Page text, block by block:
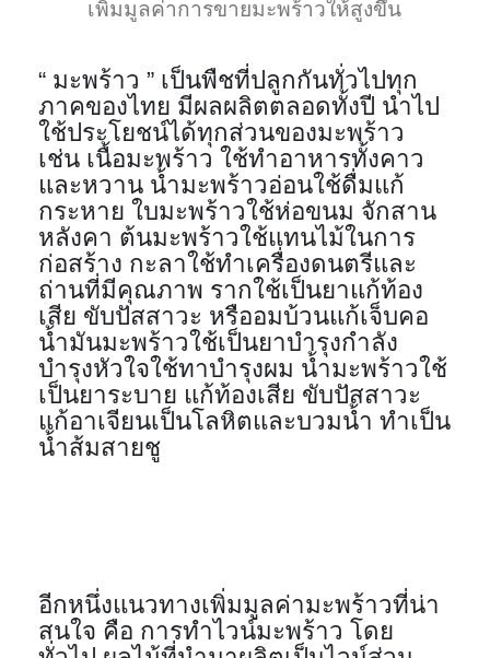
เพิ่มมูลค่าการขายมะพร้าวให้สูงขึ้น
“ มะพร้าว ” เป็นพืชที่ปลูกกันทั่วไปทุก
ภาคของไทย มีผลผลิตตลอดทั้งปี นำไป
ใช้ประโยชน์ได้ทุกส่วนของมะพร้าว
เช่น เนื้อมะพร้าว ใช้ทำอาหารทั้งคาว
และหวาน น้ำมะพร้าวอ่อนใช้ดื่มแก้
กระหาย ใบมะพร้าวใช้ห่อขนม จักสาน
หลังคา ต้นมะพร้าวใช้แทนไม้ในการ
ก่อสร้าง กะลาใช้ทำเครื่องดนตรีและ
ถ่านที่มีคุณภาพ รากใช้เป็นยาแก้ท้อง
เสีย ขับปัสสาวะ หรืออมบ้วนแก้เจ็บคอ
น้ำมันมะพร้าวใช้เป็นยาบำรุงกำลัง
บำรุงหัวใจใช้ทาบำรุงผม น้ำมะพร้าวใช้
เป็นยาระบาย แก้ท้องเสีย ขับปัสสาวะ
แก้อาเจียนเป็นโลหิตและบวมน้ำ ทำเป็น
น้ำส้มสายชู
อีกหนึ่งแนวทางเพิ่มมูลค่ามะพร้าวที่น่า
สนใจ คือ การทำไวน์มะพร้าว โดย